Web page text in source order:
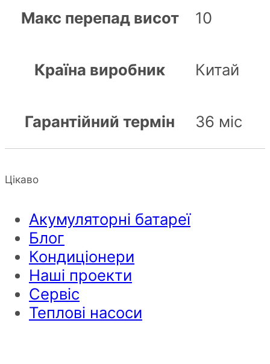
Макс перепад висот 10
Країна виробник Китай
Гарантійний термін 36 міс
Цікаво
Акумуляторні батареї
Блог
Кондиціонери
Наші проекти
Сервіс
Теплові насоси